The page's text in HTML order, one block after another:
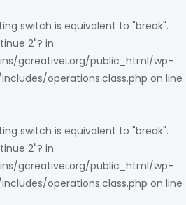
switch is equivalent to "break".
2"? in
gcreativei.org/public_html/wp-
operations.class.php on line
switch is equivalent to "break".
2"? in
gcreativei.org/public_html/wp-
operations.class.php on line